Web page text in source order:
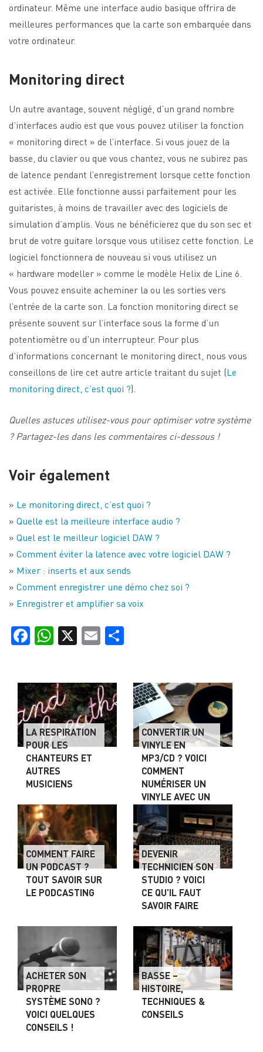
ordinateur. Même une interface audio basique offrira de
meilleures performances que la carte son embarquée dans
votre ordinateur.
Monitoring direct
Un autre avantage, souvent négligé, d’un grand nombre
d’interfaces audio est que vous pouvez utiliser la fonction
« monitoring direct » de l’interface. Si vous jouez de la
basse, du clavier ou que vous chantez, vous ne subirez pas
de latence pendant l’enregistrement lorsque cette fonction
est activée. Elle fonctionne aussi parfaitement pour les
guitaristes, à moins de travailler avec des logiciels de
simulation d’amplis. Vous ne bénéficierez que du son sec et
brut de votre guitare lorsque vous utilisez cette fonction. Le
logiciel fonctionnera de nouveau si vous utilisez un
« hardware modeller » comme le modèle Helix de Line 6.
Vous pouvez ensuite acheminer la ou les sorties vers
l’entrée de la carte son. La fonction monitoring direct se
présente souvent sur l’interface sous la forme d’un
potentiomètre ou d’un interrupteur. Pour plus
d’informations concernant le monitoring direct, nous vous
conseillons de lire cet autre article traitant du sujet (Le
monitoring direct, c’est quoi ?).
Quelles astuces utilisez-vous pour optimiser votre système
? Partagez-les dans les commentaires ci-dessous !
Voir également
» Le monitoring direct, c’est quoi ?
» Quelle est la meilleure interface audio ?
» Quel est le meilleur logiciel DAW ?
» Comment éviter la latence avec votre logiciel DAW ?
» Mixer : inserts et aux sends
» Comment enregistrer une démo chez soi ?
» Enregistrer et amplifier sa voix
FacebookWhatsApp Email
LA RESPIRATION
POUR LES
CHANTEURS ET
AUTRES
MUSICIENS
CONVERTIR UN
VINYLE EN
MP3/CD ? VOICI
COMMENT
NUMÉRISER UN
VINYLE AVEC UN
COMMENT FAIRE
UN PODCAST ?
TOUT SAVOIR SUR
LE PODCASTING
DEVENIR
TECHNICIEN SON
STUDIO ? VOICI
CE QU’IL FAUT
SAVOIR FAIRE
ACHETER SON
PROPRE
SYSTÈME SONO ?
VOICI QUELQUES
CONSEILS !
BASSE –
HISTOIRE,
TECHNIQUES &
CONSEILS